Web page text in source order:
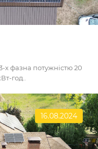
х фазна потужністю 20
год..
16.08.2024